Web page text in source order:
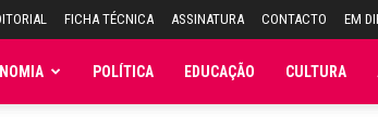
FICHA TÉCNICA ASSINATURA CONTACTO EM
POLÍTICA EDUCAÇÃO CULTURA